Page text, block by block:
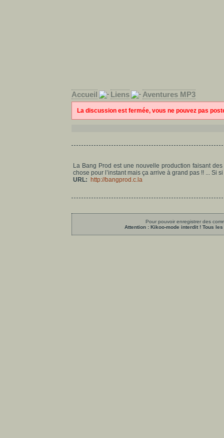
Accueil Liens Aventures MP3
La discussion est fermée, vous ne pouvez pas
La Bang Prod est une nouvelle production faisant
chose pour l’instant mais ça arrive à grand pas !! ... Si si
URL:
http://bangprod.c.la
Pour pouvoir enregistrer des
Attention : Kikoo-mode interdit ! Tous